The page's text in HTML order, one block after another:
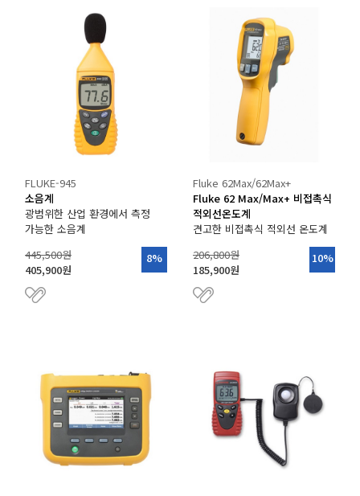
FLUKE-945
소음계
광범위한 산업 환경에서 측정
가능한 소음계
445,500원
405,900원
8%
Fluke 62Max/62Max+
Fluke 62 Max/Max+ 비접촉식
적외선온도계
견고한 비접촉식 적외선 온도계
206,800원
185,900원
10%